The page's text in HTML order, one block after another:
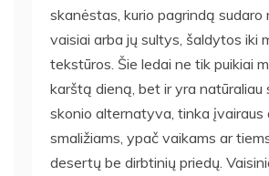
skanėstas, kurio pagrindą sudaro
vaisiai arba jų sultys, šaldytos iki
tekstūros. Šie ledai ne tik puikiai
karštą dieną, bet ir yra natūraliau
skonio alternatyva, tinka įvairaus
smaližiams, ypač vaikams ar
desertų be dirbtinių priedų.